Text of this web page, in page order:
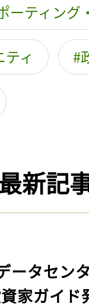
ーティング
ィ
最新記
ータセン
家ガイド